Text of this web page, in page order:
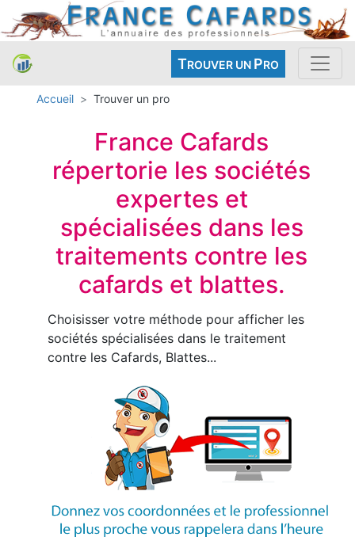
TROUVER UN PRO
Accueil Trouver un pro
France Cafards
répertorie les sociétés
expertes et
spécialisées dans les
traitements contre les
cafards et blattes.
Choisisser votre méthode pour afficher les
sociétés spécialisées dans le traitement
contre les Cafards, Blattes...